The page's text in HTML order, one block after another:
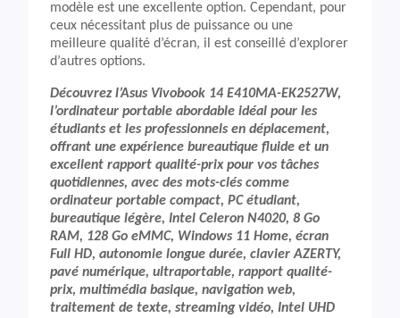
modèle est une excellente option. Cependant, pour
ceux nécessitant plus de puissance ou une
meilleure qualité d’écran, il est conseillé d’explorer
d’autres options.
Découvrez l’Asus Vivobook 14 E410MA-EK2527W,
l’ordinateur portable abordable idéal pour les
étudiants et les professionnels en déplacement,
offrant une expérience bureautique fluide et un
excellent rapport qualité-prix pour vos tâches
quotidiennes, avec des mots-clés comme
ordinateur portable compact, PC étudiant,
bureautique légère, Intel Celeron N4020, 8 Go
RAM, 128 Go eMMC, Windows 11 Home, écran
Full HD, autonomie longue durée, clavier AZERTY,
pavé numérique, ultraportable, rapport qualité-
prix, multimédia basique, navigation web,
traitement de texte, streaming vidéo, Intel UHD